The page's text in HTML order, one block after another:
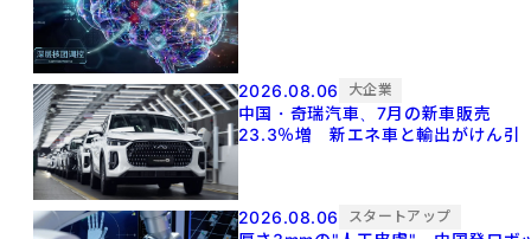
2026.08.06 大企業
中国・奇瑞汽車、7月の新車販売
23.3％増 新エネ車と輸出がけん引
2026.08.06 スタートアップ